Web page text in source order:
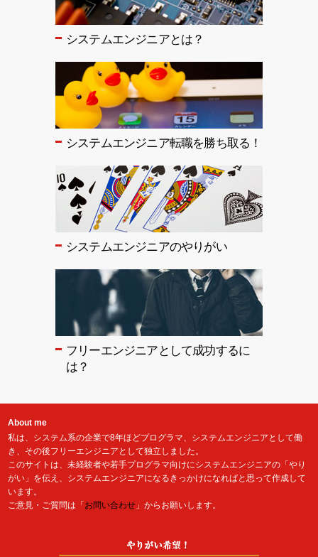
システムエンジニアとは？
システムエンジニア転職を勝ち取る！
システムエンジニアのやりがい
フリーエンジニアとして成功するに
は？
About me
私は、システム系の企業で8年ほどプログラマ、システムエンジニアとして働
き、その後フリーエンジニアとして独立しました。
このサイトは、未経験者や若手プログラマ向けにシステムエンジニアの「やり
がい」を伝え、システムエンジニアになるきっかけになればと思って作成して
います。
ご意見・ご質問は「 お問い合わせ 」からお願いします。